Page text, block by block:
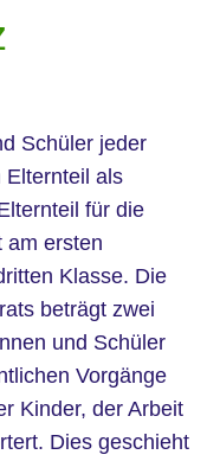
Schüler jeder
Elternteil als
für die
am ersten
Klasse. Die
beträgt zwei
und Schüler
Vorgänge
Kinder, der Arbeit
Dies geschieht